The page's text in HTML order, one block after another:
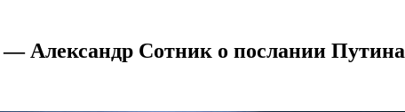
Александр Сотник о послании Путина